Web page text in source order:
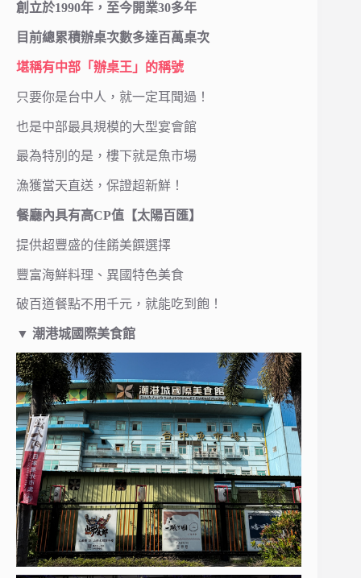
創立於1990年，至今開業30多年
目前總累積辦桌次數多達百萬桌次
堪稱有中部「辦桌王」的稱號
只要你是台中人，就一定耳聞過！
也是中部最具規模的大型宴會館
最為特別的是，樓下就是魚市場
漁獲當天直送，保證超新鮮！
餐廳內具有高CP值【太陽百匯】
提供超豐盛的佳餚美饌選擇
豐富海鮮料理、異國特色美食
破百道餐點不用千元，就能吃到飽！
▼ 潮港城國際美食館